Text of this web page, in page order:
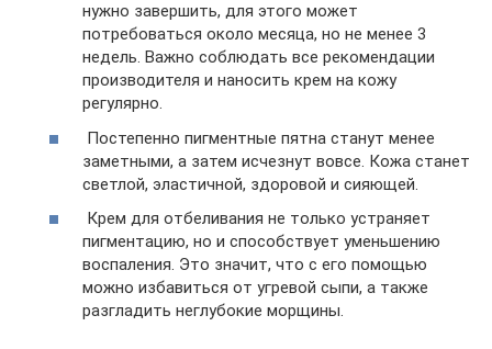
нужно завершить, для этого может
потребоваться около месяца, но не менее 3
недель. Важно соблюдать все рекомендации
производителя и наносить крем на кожу
регулярно.
Постепенно пигментные пятна станут менее
заметными, а затем исчезнут вовсе. Кожа станет
светлой, эластичной, здоровой и сияющей.
Крем для отбеливания не только устраняет
пигментацию, но и способствует уменьшению
воспаления. Это значит, что с его помощью
можно избавиться от угревой сыпи, а также
разгладить неглубокие морщины.